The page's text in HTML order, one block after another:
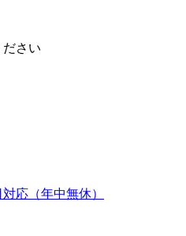
さい
応（年中無休）